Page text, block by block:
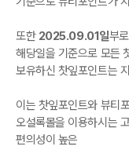
또한 2025.09.01일부
해당일을 기준으로 모든
보유하신 찻잎포인트는
이는 찻잎포인트와 뷰티
오설록몰을 이용하시는
편의성이 높은